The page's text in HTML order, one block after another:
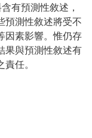
有預測性敘述，
預測性敘述將受不
因素影響。惟仍存
果與預測性敘述有
任。